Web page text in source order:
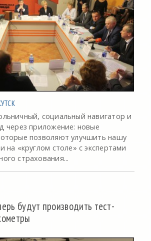
социальный навигатор и
через приложение: новые
позволяют улучшить нашу
на «круглом столе» с экспертами
страхования...
будут производить тест-